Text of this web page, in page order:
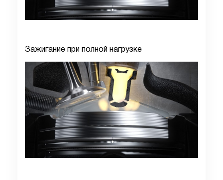
Зажигание при полной нагрузке